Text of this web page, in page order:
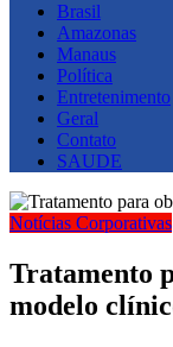
Brasil
Amazonas
Manaus
Política
Entretenimento
Geral
Contato
SAUDE
Notícias Corporativas
Tratamento
modelo